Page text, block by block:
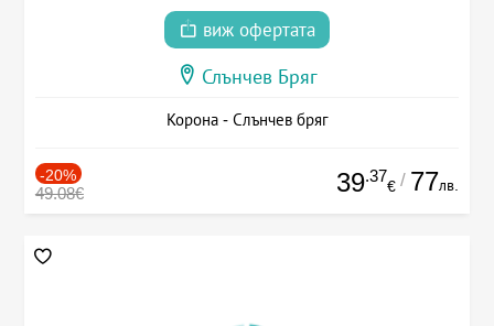
виж офертата
Слънчев Бряг
Корона - Слънчев бряг
-20%
49.08€ 39.37
€ / 77лв.